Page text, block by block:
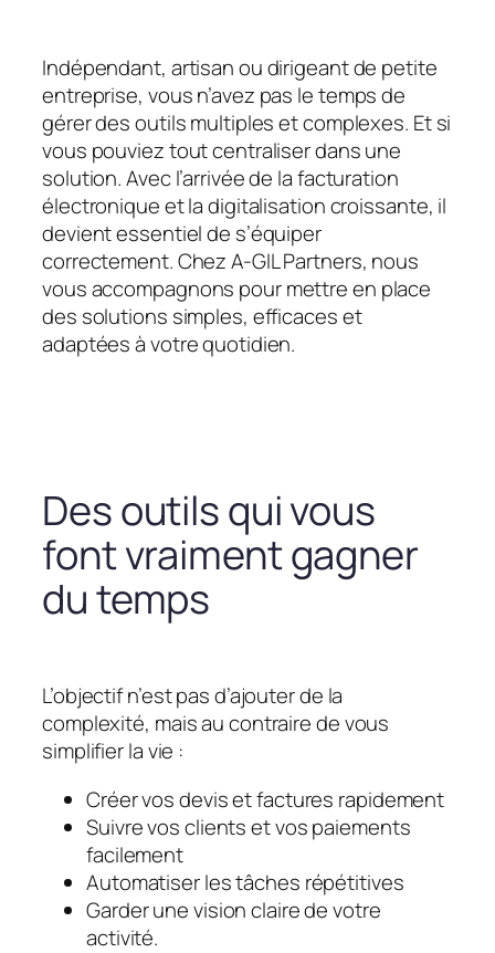
Indépendant, artisan ou dirigeant de petite
entreprise, vous n’avez pas le temps de
gérer des outils multiples et complexes. Et si
vous pouviez tout centraliser dans une
solution. Avec l’arrivée de la facturation
électronique et la digitalisation croissante, il
devient essentiel de s’équiper
correctement. Chez A-GIL Partners, nous
vous accompagnons pour mettre en place
des solutions simples, efficaces et
adaptées à votre quotidien.
Des outils qui vous
font vraiment gagner
du temps
L’objectif n’est pas d’ajouter de la
complexité, mais au contraire de vous
simplifier la vie :
Créer vos devis et factures rapidement
Suivre vos clients et vos paiements
facilement
Automatiser les tâches répétitives
Garder une vision claire de votre
activité.